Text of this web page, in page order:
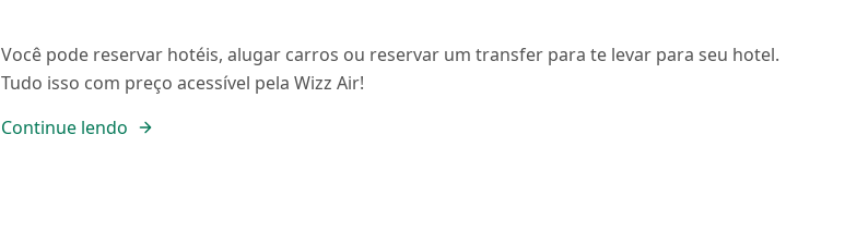
Você pode reservar hotéis, alugar carros ou reservar um transfer para te levar para seu hotel.
Tudo isso com preço acessível pela Wizz Air!
Continue lendo